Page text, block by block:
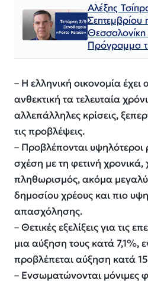
Αλέξης
Σεπτεμβρίου
Θεσσαλονίκη
Πρόγραμμα
– H ελληνική οικονομία έχει
ανθεκτική τα τελευταία
αλλεπάλληλες κρίσεις,
τις προβλέψεις.
– Προβλέπονται υψηλότεροι
σχέση με τη φετινή
πληθωρισμός, ακόμα
δημοσίου χρέους και πιο
απασχόλησης.
– Θετικές εξελίξεις για τις
μια αύξηση τους κατά 7,1%,
προβλέπεται αύξηση κατά
– Ενσωματώνονται μόνιμες